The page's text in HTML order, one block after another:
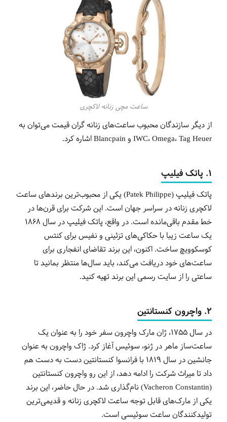
ساعت مچی زنانه لاکچری
از دیگر سازندگان محبوب ساعت‌های زنانه گران قیمت می‌توان به
IWC، Omega، Tag Heuer و Blancpain اشاره کرد.
1. پاتک فیلیپ
پاتک فیلیپ (Patek Philippe) یکی از محبوب‌ترین برندهای ساعت
لاکچری زنانه در سراسر جهان است. این شرکت برای قرن‌ها در
خط مقدم باقی‌مانده است. در واقع، پاتک فیلیپ در سال 1868
یک ساعت زیبا با حکاکی‌های تزئینی و نفیس برای کنتس
کوسکوویچ ساخت. اکنون، این برند تقاضای انفجاری برای
ساعت‌های خود دریافت می‌کند، باید سال‌ها منتظر بمانید تا
ساعتی را از سایت رسمی این برند تهیه کنید.
2. واچرون کنستانتین
در سال 1755، ژان مارک واچرون سفر خود را به عنوان یک
ساعت‌ساز ماهر در ژنو، سوئیس آغاز کرد. ژاک واچرون به عنوان
جانشین در سال 1819 با فرانسوا کنستانتین دست به دست هم
داد تا میراث شرکت را ادامه دهد، از این رو واچرون کنستانتین
(Vacheron Constantin) نام‌گذاری شد. در حال حاضر، این برند
یکی از مارک‌های قابل توجه ساعت لاکچری زنانه و قدیمی‌ترین
تولیدکنندگان ساعت سوئیسی است.